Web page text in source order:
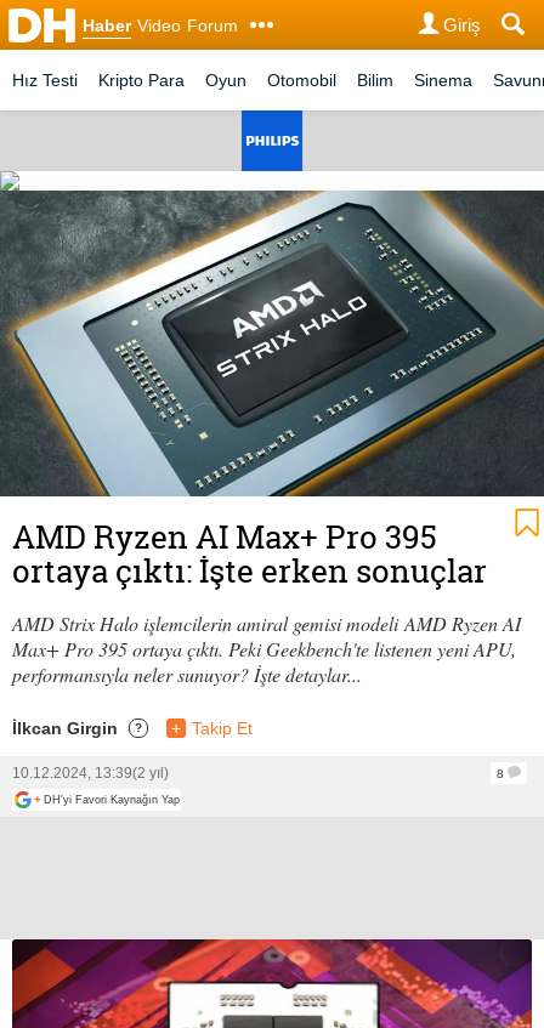
Haber Video Forum Giriş
Hız Testi Kripto Para Oyun Otomobil Bilim Sinema
AMD Ryzen AI Max+ Pro 395
ortaya çıktı: İşte erken sonuçlar
AMD Strix Halo işlemcilerin amiral gemisi modeli AMD Ryzen AI
Max+ Pro 395 ortaya çıktı. Peki Geekbench'te listenen yeni APU,
performansıyla neler sunuyor? İşte detaylar...
İlkcan Girgin ? + Takip Et
10.12.2024, 13:39(2 yıl)
8
+ DH'yi Favori Kaynağın Yap